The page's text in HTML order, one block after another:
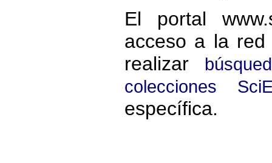
El portal
acceso a la
realizar
colecciones
específica.